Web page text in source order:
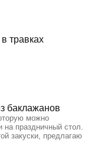
травках
баклажанов
можно
на праздничный стол.
закуски, предлагаю